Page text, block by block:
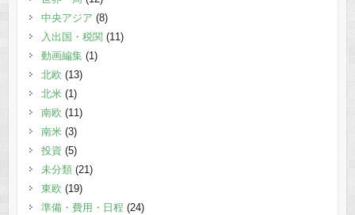
中央アジア (8)
入出国・税関 (11)
動画編集 (1)
北欧 (13)
北米(1)
南欧 (11)
南米(3)
投資 (5)
未分類(21)
東欧 (19)
準備・費用・日程 (24)